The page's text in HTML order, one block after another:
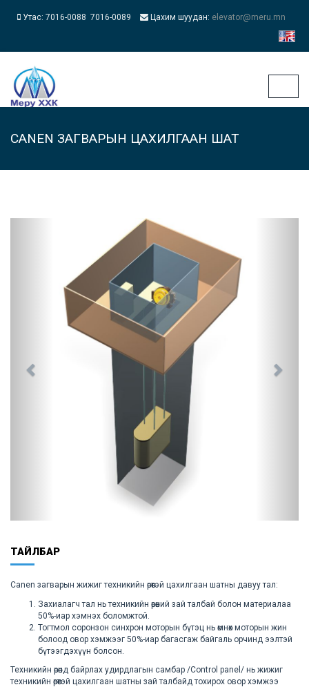
Утас: 7016-0088 7016-0089 Цахим шуудан: elevator@meru.mn
CANEN ЗАГВАРЫН ЦАХИЛГААН ШАТ
ТАЙЛБАР
Canen загварын жижиг техникийн өрөөтэй цахилгаан шатны давуу тал:
Захиалагч тал нь техникийн өрөөний зай талбай болон материалаа
50%-иар хэмнэх боломжтой.
Тогтмол соронзон синхрон моторын бүтэц нь өмнөх моторын жин
болоод овор хэмжээг 50%-иар багасгаж байгаль орчинд ээлтэй
бүтээгдэхүүн болсон.
Техникийн өрөөнд байрлах удирдлагын самбар /Control panel/ нь жижиг
техникийн өрөөтэй цахилгаан шатны зай талбайд тохирох овор хэмжээ